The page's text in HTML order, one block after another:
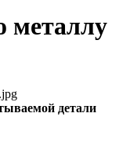
металлу
детали